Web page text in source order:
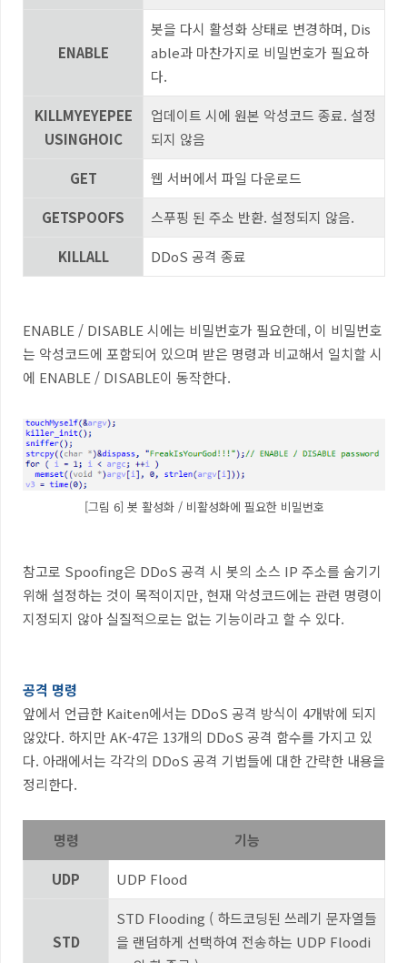
ENABLE
봇을 다시 활성화 상태로 변경하며, Dis
able과 마찬가지로 비밀번호가 필요하
다.
KILLMYEYEPEE
USINGHOIC
업데이트 시에 원본 악성코드 종료. 설정
되지 않음
GET 웹 서버에서 파일 다운로드
GETSPOOFS 스푸핑 된 주소 반환. 설정되지 않음.
KILLALL DDoS 공격 종료
ENABLE / DISABLE 시에는 비밀번호가 필요한데, 이 비밀번호
는 악성코드에 포함되어 있으며 받은 명령과 비교해서 일치할 시
에 ENABLE / DISABLE이 동작한다.
[그림 6] 봇 활성화 / 비활성화에 필요한 비밀번호
참고로 Spoofing은 DDoS 공격 시 봇의 소스 IP 주소를 숨기기
위해 설정하는 것이 목적이지만,현재 악성코드에는 관련 명령이
지정되지 않아 실질적으로는 없는 기능이라고 할 수 있다.
공격 명령
앞에서 언급한 Kaiten에서는 DDoS 공격 방식이 4개밖에 되지
않았다. 하지만 AK-47은 13개의 DDoS 공격 함수를 가지고 있
다. 아래에서는 각각의 DDoS 공격 기법들에 대한 간략한 내용을
정리한다.
명령 기능
UDP UDP Flood
STD
STD Flooding ( 하드코딩된 쓰레기 문자열들
을 랜덤하게 선택하여 전송하는 UDP Floodi